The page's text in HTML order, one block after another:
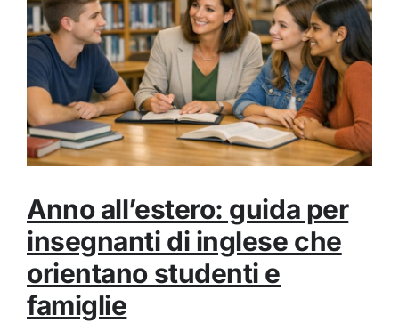
Anno all’estero: guida per
insegnanti di inglese che
orientano studenti e
famiglie